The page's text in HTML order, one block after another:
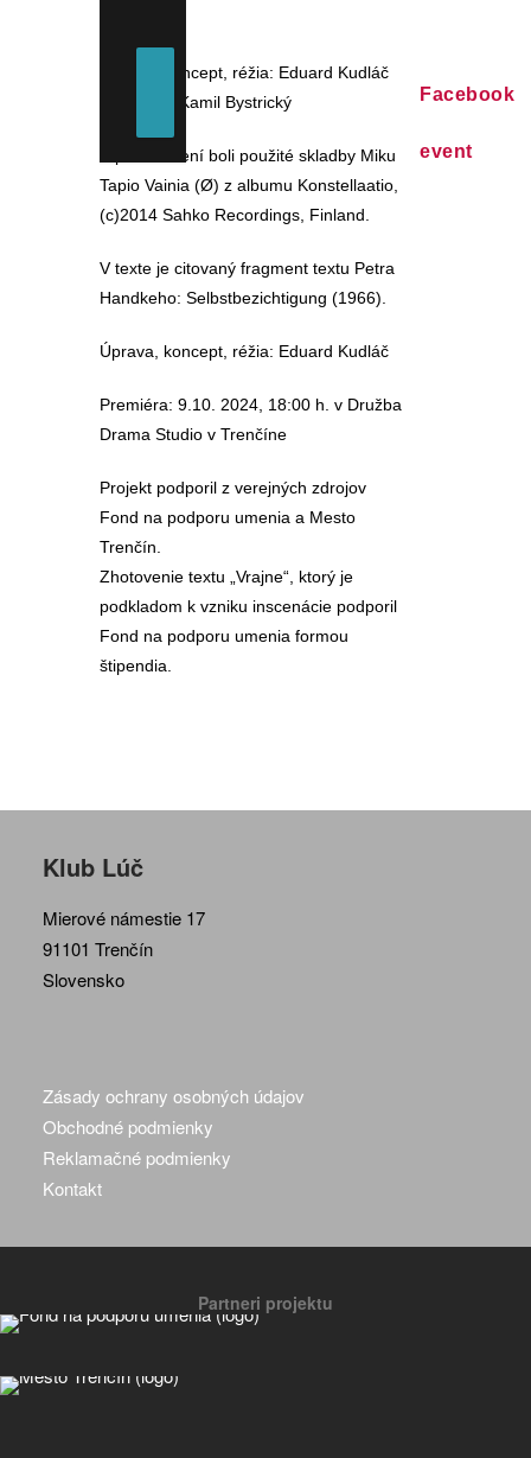
Úprava, koncept, réžia: Eduard Kudláč
Text, perf: Kamil Bystrický
V predstavení boli použité skladby Miku
Tapio Vainia (Ø) z albumu Konstellaatio,
(c)2014 Sahko Recordings, Finland.
V texte je citovaný fragment textu Petra
Handkeho: Selbstbezichtigung (1966).
Úprava, koncept, réžia: Eduard Kudláč
Premiéra: 9.10. 2024, 18:00 h. v Družba
Drama Studio v Trenčíne
Projekt podporil z verejných zdrojov
Fond na podporu umenia a Mesto
Trenčín.
Zhotovenie textu „Vrajne“, ktorý je
podkladom k vzniku inscenácie podporil
Fond na podporu umenia formou
štipendia.
Facebook
event
Klub Lúč
Mierové námestie 17
91101 Trenčín
Slovensko
Zásady ochrany osobných údajov
Obchodné podmienky
Reklamačné podmienky
Kontakt
Partneri projektu